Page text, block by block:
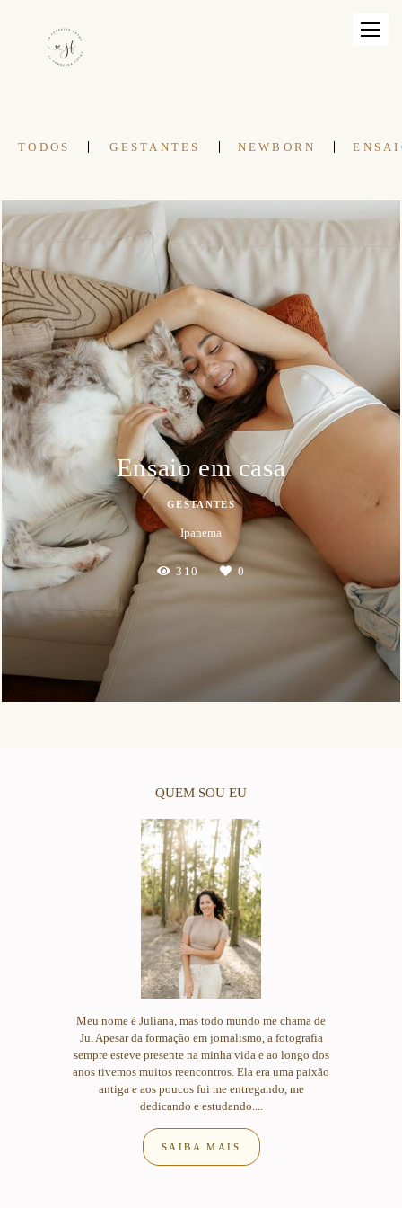
TODOS GESTANTES NEWBORN
Ensaio em casa
GESTANTES
Ipanema
310 0
QUEM SOU EU
Meu nome é Juliana, mas todo mundo me chama de
Ju. Apesar da formação em jornalismo, a fotografia
sempre esteve presente na minha vida e ao longo dos
anos tivemos muitos reencontros. Ela era uma paixão
antiga e aos poucos fui me entregando, me
dedicando e estudando....
SAIBA MAIS